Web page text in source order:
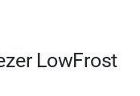
LowFrost